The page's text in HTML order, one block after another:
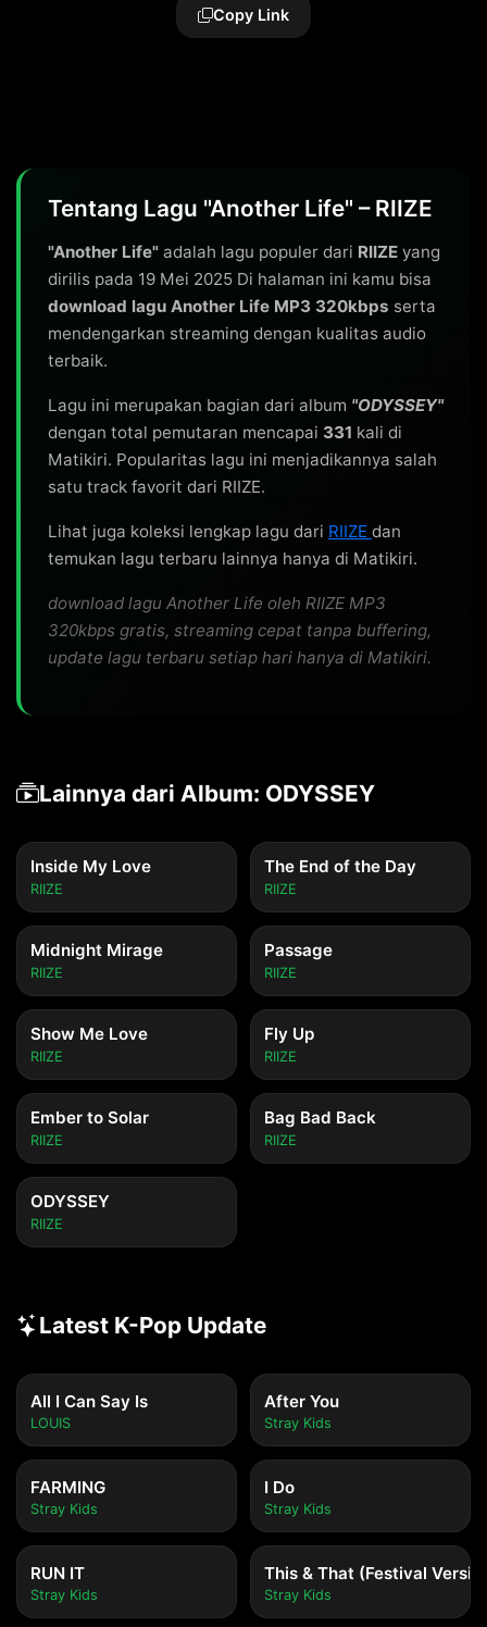
Copy Link
Tentang Lagu "Another Life" – RIIZE
"Another Life" adalah lagu populer dari RIIZE yang
dirilis pada 19 Mei 2025 Di halaman ini kamu bisa
download lagu Another Life MP3 320kbps serta
mendengarkan streaming dengan kualitas audio
terbaik.
Lagu ini merupakan bagian dari album "ODYSSEY"
dengan total pemutaran mencapai 331 kali di
Matikiri. Popularitas lagu ini menjadikannya salah
satu track favorit dari RIIZE.
Lihat juga koleksi lengkap lagu dari RIIZE dan
temukan lagu terbaru lainnya hanya di Matikiri.
download lagu Another Life oleh RIIZE MP3
320kbps gratis, streaming cepat tanpa buffering,
update lagu terbaru setiap hari hanya di Matikiri.
Lainnya dari Album: ODYSSEY
Inside My Love
RIIZE
The End of the Day
RIIZE
Midnight Mirage
RIIZE
Passage
RIIZE
Show Me Love
RIIZE
Fly Up
RIIZE
Ember to Solar
RIIZE
Bag Bad Back
RIIZE
ODYSSEY
RIIZE
Latest K-Pop Update
All I Can Say Is
LOUIS
After You
Stray Kids
FARMING
Stray Kids
I Do
Stray Kids
RUN IT
Stray Kids
This & That (Festival
Stray Kids